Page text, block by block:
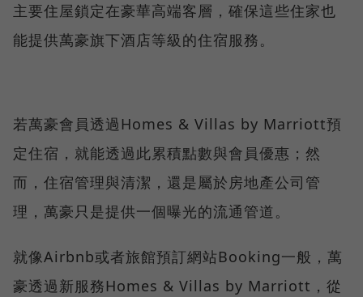
主要住屋鎖定在豪華高端客層，確保這些住家也
能提供萬豪旗下酒店等級的住宿服務。
若萬豪會員透過Homes & Villas by Marriott預
定住宿，就能透過此累積點數與會員優惠；然
而，住宿管理與清潔，還是屬於房地產公司管
理，萬豪只是提供一個曝光的流通管道。
就像Airbnb或者旅館預訂網站Booking一般，萬
豪透過新服務Homes & Villas by Marriott，從